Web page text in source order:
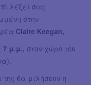
λέξει σας
στην
Claire Keegan,
7 μ.μ., στον χώρο του
της θα μιλήσουν η